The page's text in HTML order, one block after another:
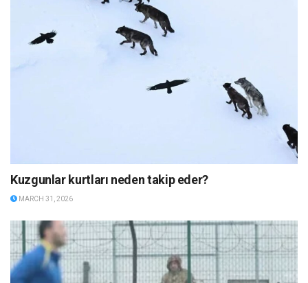
Kuzgunlar kurtları neden takip eder?
MARCH 31, 2026